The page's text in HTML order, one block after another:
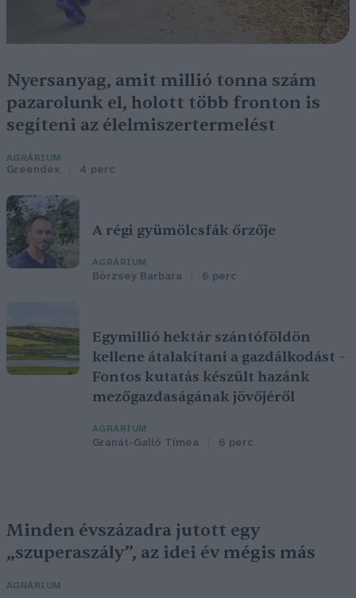
Nyersanyag, amit millió tonna szám
pazarolunk el, holott több fronton is
segíteni az élelmiszertermelést
AGRÁRIUM
Greendex 4 perc
A régi gyümölcsfák őrzője
AGRÁRIUM
Börzsey Barbara 6 perc
Egymillió hektár szántóföldön
kellene átalakítani a gazdálkodást –
Fontos kutatás készült hazánk
mezőgazdaságának jövőjéről
AGRÁRIUM
Granát-Galló Tímea 6 perc
Minden évszázadra jutott egy
„szuperaszály”, az idei év mégis más
AGRÁRIUM